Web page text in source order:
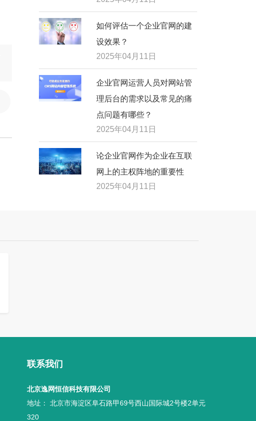
如何评估一个企业官网的建
设效果？
2025年04月11日
企业官网运营人员对网站管
理后台的需求以及常见的痛
点问题有哪些？
2025年04月11日
论企业官网作为企业在互联
网上的主权阵地的重要性
2025年04月11日
联系我们
北京逸网恒信科技有限公司
地址： 北京市海淀区阜石路甲69号西山国际城2号楼2单元
320